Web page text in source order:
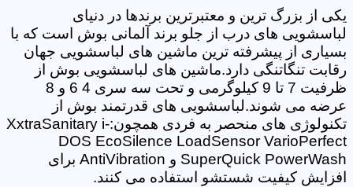
یکی از بزرگ ترین و معتبرترین برندها در دنیای
لباسشویی های درب از جلو برند آلمانی بوش است که با
بسیاری از پیشرفته ترین ماشین های لباسشویی جهان
رقابت تنگاتنگی دارد.ماشین های لباسشویی بوش از
ظرفیت 7 تا 9 کیلوگرمی و تحت سه سری 4 6 و 8
عرضه می شوند.لباسشویی های قدرتمند بوش از
تکنولوژی های منحصر به فردی همچون:XxtraSanitary i-
DOS EcoSilence LoadSensor VarioPerfect
SuperQuick PowerWash و AntiVibration برای
افزایش کیفیت شستشو استفاده می کنند.